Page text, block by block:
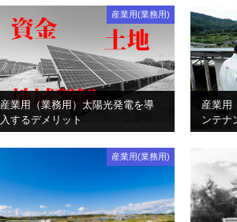
産業用(業務用)
産業用（業務用）太陽光発電を導
入するデメリット
産業用
ンテナ
産業用(業務用)